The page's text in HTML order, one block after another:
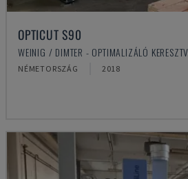
OPTICUT S90
WEINIG / DIMTER - OPTIMALIZÁLÓ
NÉMETORSZÁG 2018